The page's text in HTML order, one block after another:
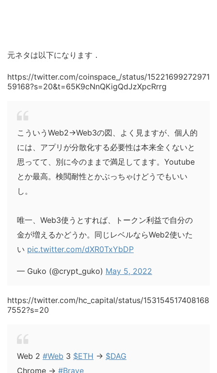
元ネタは以下になります．
https://twitter.com/coinspace_/status/15221699272971
59168?s=20&t=65K9cNnQKigQdJzXpcRrrg
こういうWeb2→Web3の図、よく見ますが、個人的
には、アプリが分散化する必要性は本来全くないと
思ってて、別に今のままで満足してます。Youtube
とか最高。検閲耐性とかぶっちゃけどうでもいい
し。
唯一、Web3使うとすれば、トークン利益で自分の
金が増えるかどうか。同じレベルならWeb2使いた
い pic.twitter.com/dXR0TxYbDP
— Guko (@crypt_guko) May 5, 2022
https://twitter.com/hc_capital/status/153154517408168
7552?s=20
Web 2 #Web 3 $ETH → $DAG
Chrome → #Brave